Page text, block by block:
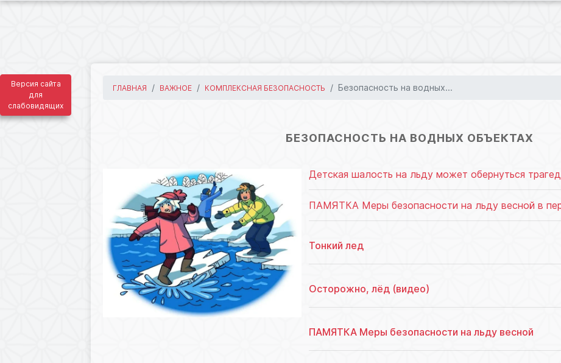
Версия сайта
для
слабовидящих
ГЛАВНАЯ ВАЖНОЕ КОМПЛЕКСНАЯ БЕЗОПАСНОСТЬ Безопасность на водных...
БЕЗОПАСНОСТЬ НА ВОДНЫХ ОБЪЕКТАХ
Детская шалость на льду может обернуться
ПАМЯТКА Меры безопасности на льду весной в
Тонкий лед
Осторожно, лёд (видео)
ПАМЯТКА Меры безопасности на льду весной